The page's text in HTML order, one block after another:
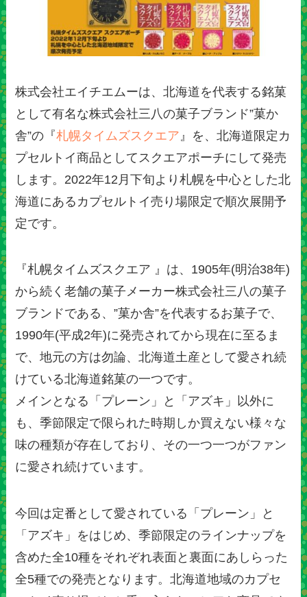
株式会社エイチエムーは、北海道を代表する銘菓
として有名な株式会社三八の菓子ブランド”菓か
舎”の『札幌タイムズスクエア 』を、北海道限定カ
プセルトイ商品としてスクエアポーチにして発売
します。2022年12月下旬より札幌を中心とした北
海道にあるカプセルトイ売り場限定で順次展開予
定です。
『札幌タイムズスクエア 』は、1905年(明治38年)
から続く老舗の菓子メーカー株式会社三八の菓子
ブランドである、”菓か舎”を代表するお菓子で、
1990年(平成2年)に発売されてから現在に至るま
で、地元の方は勿論、北海道土産として愛され続
けている北海道銘菓の一つです。
メインとなる「プレーン」と「アズキ」以外に
も、季節限定で限られた時期しか買えない様々な
味の種類が存在しており、その一つ一つがファン
に愛され続けています。
今回は定番として愛されている「プレーン」と
「アズキ」をはじめ、季節限定のラインナップを
含めた全10種をそれぞれ表面と裏面にあしらった
全5種での発売となります。北海道地域のカプセ